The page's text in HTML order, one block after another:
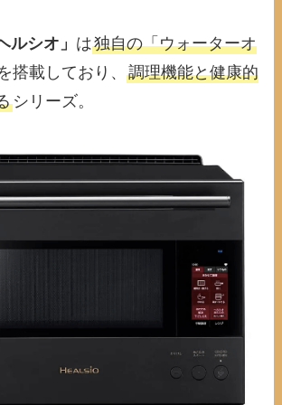
ルシオ」 は独自の「ウォーターオ
搭載しており、調理機能と健康的
シリーズ。